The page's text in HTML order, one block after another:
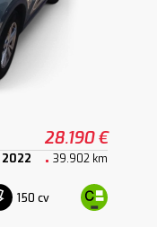
28.190 €
2022 39.902 km
150 cv